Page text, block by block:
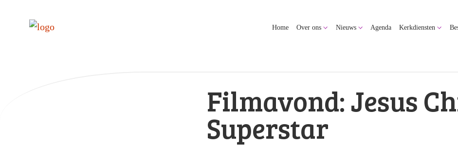
Home Over ons Nieuws Agenda Kerkdiensten
Filmavond: Jesus
Superstar